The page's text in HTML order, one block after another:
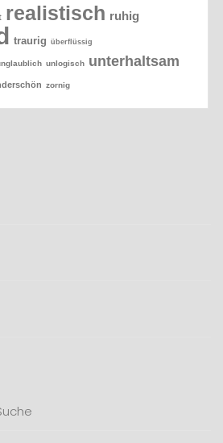
realistisch ruhig
traurig überflüssig
unlogisch unterhaltsam
zornig